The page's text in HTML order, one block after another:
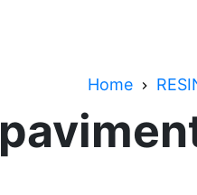
Home